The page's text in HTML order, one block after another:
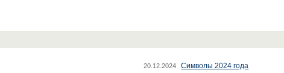
20.12.2024 Символы 2024 года